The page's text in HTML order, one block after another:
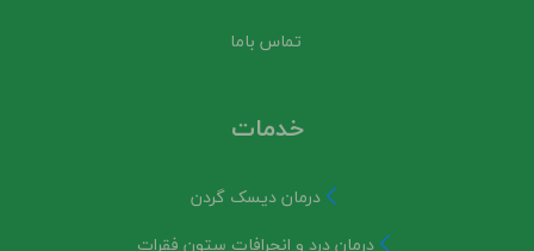
تماس باما
خدمات
درمان دیسک گردن
درمان درد و انحرافات ستون فقرات